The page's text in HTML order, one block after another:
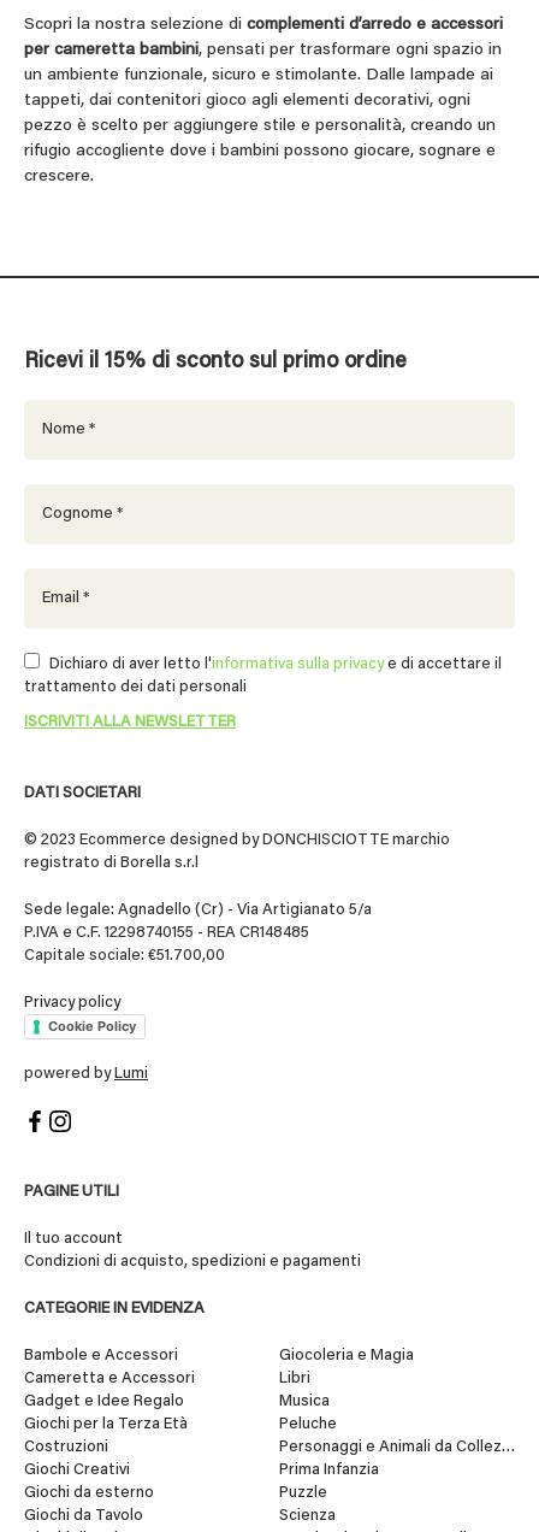
Scopri la nostra selezione di complementi d’arredo e accessori
per cameretta bambini, pensati per trasformare ogni spazio in
un ambiente funzionale, sicuro e stimolante. Dalle lampade ai
tappeti, dai contenitori gioco agli elementi decorativi, ogni
pezzo è scelto per aggiungere stile e personalità, creando un
rifugio accogliente dove i bambini possono giocare, sognare e
crescere.
DATI SOCIETARI
© 2023 Ecommerce designed by DONCHISCIOTTE marchio
registrato di Borella s.r.l
Sede legale: Agnadello (Cr) - Via Artigianato 5/a
P.IVA e C.F. 12298740155 - REA CR148485
Capitale sociale: €51.700,00
Privacy policy
Cookie Policy
powered by Lumi
PAGINE UTILI
Il tuo account
Condizioni di acquisto, spedizioni e pagamenti
CATEGORIE IN EVIDENZA
Bambole e Accessori
Cameretta e Accessori
Gadget e Idee Regalo
Giochi per la Terza Età
Costruzioni
Giochi Creativi
Giochi da esterno
Giochi da Tavolo
Giocoleria e Magia
Libri
Musica
Peluche
Personaggi e Animali da Collezione
Prima Infanzia
Puzzle
Scienza
Ricevi il 15% di sconto sul primo ordine
Dichiaro di aver letto l'informativa sulla privacye di accettare il
trattamento dei dati personali